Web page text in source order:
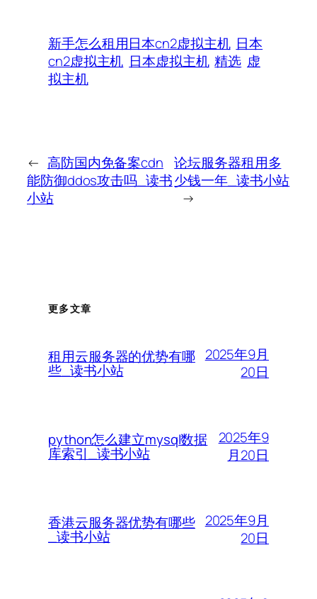
新手怎么租用日本cn2虚拟主机 日本
cn2虚拟主机 日本虚拟主机 精选 虚
拟主机
← 高防国内免备案cdn
能防御ddos攻击吗_读书
小站
论坛服务器租用多
少钱一年_读书小站
→
更多文章
租用云服务器的优势有哪
些_读书小站
2025年9月
20日
python怎么建立mysql数据
库索引_读书小站
2025年9
月20日
香港云服务器优势有哪些
_读书小站
2025年9月
20日